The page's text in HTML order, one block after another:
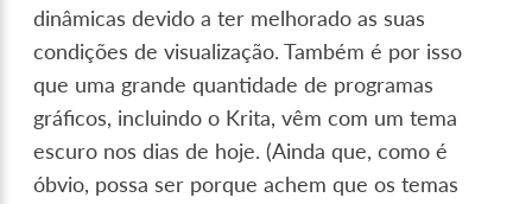
dinâmicas devido a ter melhorado as suas
condições de visualização. Também é por isso
que uma grande quantidade de programas
gráficos, incluindo o Krita, vêm com um tema
escuro nos dias de hoje. (Ainda que, como é
óbvio, possa ser porque achem que os temas